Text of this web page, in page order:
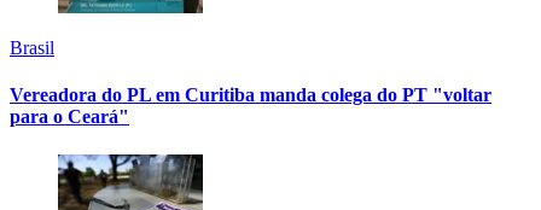
Brasil
Vereadora do PL em Curitiba manda colega do PT "voltar
para o Ceará"